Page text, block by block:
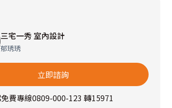
三宅一秀 室內設計
郁琇琇
立即諮詢
免費專線0809-000-123 轉15971